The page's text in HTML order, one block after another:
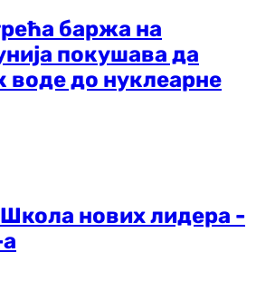
баржа на
покушава да
воде до нуклеарне
нових лидера -